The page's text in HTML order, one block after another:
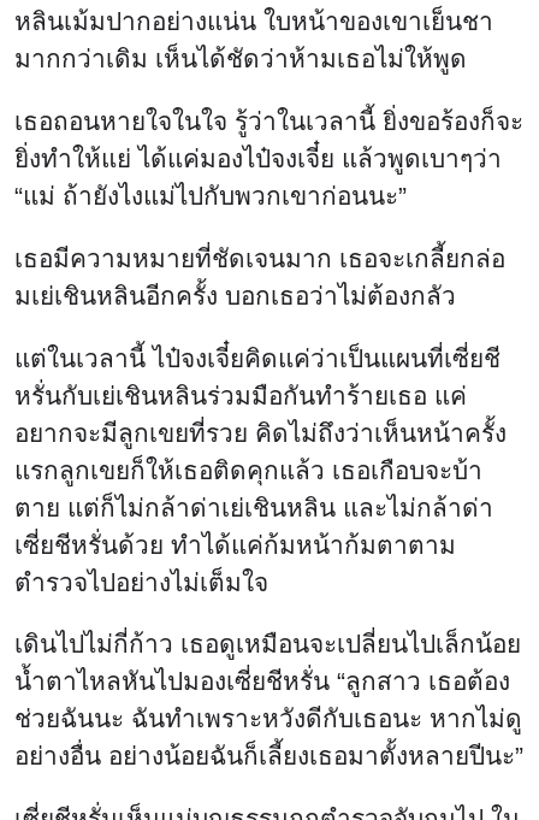
หลินเม้มปากอย่างแน่น ใบหน้าของเขาเย็นชา
มากกว่าเดิม เห็นได้ชัดว่าห้ามเธอไม่ให้พูด
เธอถอนหายใจในใจ รู้ว่าในเวลานี้ ยิ่งขอร้องก็จะ
ยิ่งทำให้แย่ ได้แค่มองไป๋จงเจี๋ย แล้วพูดเบาๆว่า
“แม่ ถ้ายังไงแม่ไปกับพวกเขาก่อนนะ”
เธอมีความหมายที่ชัดเจนมาก เธอจะเกลี้ยกล่อ
มเย่เชินหลินอีกครั้ง บอกเธอว่าไม่ต้องกลัว
แต่ในเวลานี้ ไป๋จงเจี๋ยคิดแค่ว่าเป็นแผนที่เซี่ยชี
หรั่นกับเย่เชินหลินร่วมมือกันทำร้ายเธอ แค่
อยากจะมีลูกเขยที่รวย คิดไม่ถึงว่าเห็นหน้าครั้ง
แรกลูกเขยก็ให้เธอติดคุกแล้ว เธอเกือบจะบ้า
ตาย แต่ก็ไม่กล้าด่าเย่เชินหลิน และไม่กล้าด่า
เซี่ยชีหรั่นด้วย ทำได้แค่ก้มหน้าก้มตาตาม
ตำรวจไปอย่างไม่เต็มใจ
เดินไปไม่กี่ก้าว เธอดูเหมือนจะเปลี่ยนไปเล็กน้อย
น้ำตาไหลหันไปมองเซี่ยชีหรั่น “ลูกสาว เธอต้อง
ช่วยฉันนะ ฉันทำเพราะหวังดีกับเธอนะ หากไม่ดู
อย่างอื่น อย่างน้อยฉันก็เลี้ยงเธอมาตั้งหลายปีนะ”